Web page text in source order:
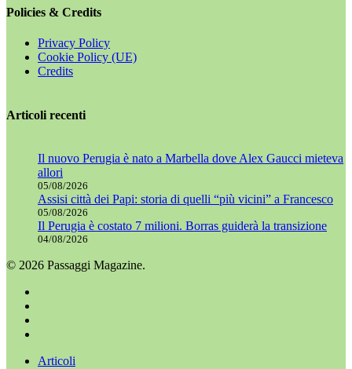
Policies & Credits
Privacy Policy
Cookie Policy (UE)
Credits
Articoli recenti
Il nuovo Perugia è nato a Marbella dove Alex Gaucci mieteva
allori
05/08/2026
Assisi città dei Papi: storia di quelli “più vicini” a Francesco
05/08/2026
Il Perugia è costato 7 milioni. Borras guiderà la transizione
04/08/2026
© 2026 Passaggi Magazine.
Chiudi Articoli